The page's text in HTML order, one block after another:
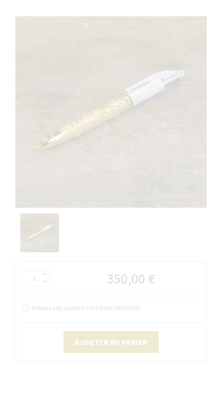
350,00 €
EMBALLAGE CADEAU ? (OPTION GRATUITE)
AJOUTER AU PANIER